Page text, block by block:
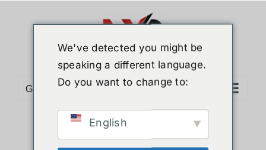
Go to...
Sort byName
We've detected you might be
speaking a different language.
Do you want to change to:
English